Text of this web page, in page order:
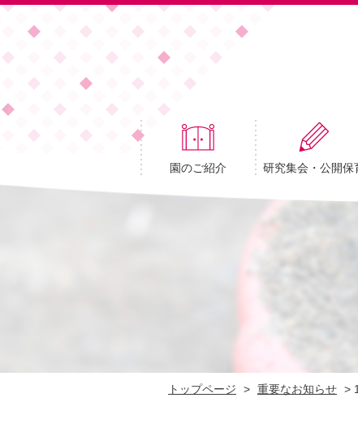
園のご紹介 研究集会・公開保
トップページ > 重要なお知らせ >